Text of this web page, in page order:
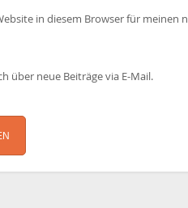
in diesem Browser für meinen
über neue Beiträge via E-Mail.